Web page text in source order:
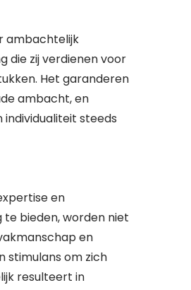
ambachtelijk
die zij verdienen voor
Het garanderen
ambacht, en
steeds
en
bieden, worden niet
en
stimulans om zich
resulteert in